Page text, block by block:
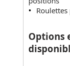
Options